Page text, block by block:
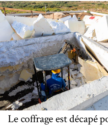
Le coffrage est décapé